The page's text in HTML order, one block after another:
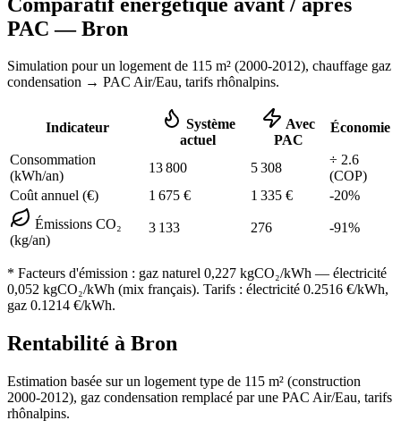
PAC —Bron
Simulation pour un logement de 115 m² (2000-2012), chauffage gaz
condensation → PAC Air/Eau, tarifs rhônalpins.
Indicateur
Système
actuel
Avec
PAC
Économie
Consommation
(kWh/an)
13 800 5 308
÷ 2.6
(COP)
Coût annuel (€)
1 675 € 1 335 € -20%
Émissions CO₂
(kg/an)
3 133 276 -91%
* Facteurs d'émission : gaz naturel 0,227 kgCO₂/kWh — électricité
0,052 kgCO₂/kWh (mix français). Tarifs : électricité 0.2516 €/kWh,
gaz 0.1214 €/kWh.
Rentabilité à Bron
Estimation basée sur un logement type de 115 m² (construction
2000-2012), gaz condensation remplacé par une PAC Air/Eau, tarifs
rhônalpins.